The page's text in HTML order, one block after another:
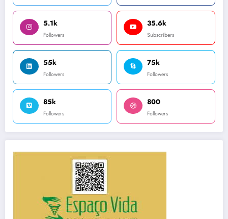
5.1k
Followers
35.6k
Subscribers
55k
Followers
75k
Followers
85k
Followers
800
Followers